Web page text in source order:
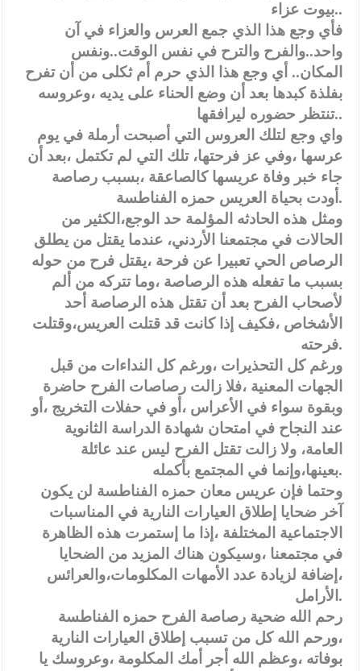
بيوت عزاء..
فأي وجع هذا الذي جمع العرس والعزاء في آن
واحد..والفرح والترح في نفس الوقت..ونفس
المكان.. أي وجع هذا الذي حرم أم ثكلى من أن تفرح
بفلذة كبدها بعد أن وضع الحناء على يديه ،وعروسه
تنتظر حضوره ليرافقها..
واي وجع لتلك العروس التي أصبحت أرملة في يوم
عرسها ،وفي عز فرحتها، تلك التي لم تكتمل ،بعد أن
جاء خبر وفاة عريسها كالصاعقة ،بسبب رصاصة
أودت بحياة العريس حمزه الفناطسة.
ومثل هذه الحادثه المؤلمة حد الوجع،الكثير من
الحالات في مجتمعنا الأردني، عندما يقتل من يطلق
الرصاص الحي تعبيرا عن فرحة ،يقتل فرح من حوله
بسبب ما تفعله هذه الرصاصة ،وما تتركه من ألم
لأصحاب الفرح بعد أن تقتل هذه الرصاصة أحد
الأشخاص ،فكيف إذا كانت قد قتلت العريس،وقتلت
فرحته.
ورغم كل التحذيرات ،ورغم كل النداءات من قبل
الجهات المعنية ،فلا زالت رصاصات الفرح حاضرة
وبقوة سواء في الأعراس ،أو في حفلات التخريج ،أو
عند النجاح في امتحان شهادة الدراسة الثانوية
العامة، ولا زالت تقتل الفرح ليس عند عائلة
بعينها،وإنما في المجتمع بأكمله.
وحتما فإن عريس معان حمزه الفناطسة لن يكون
آخر ضحايا إطلاق العيارات النارية في المناسبات
الاجتماعية المختلفة ،إذا ما إستمرت هذه الظاهرة
في مجتمعنا ،وسيكون هناك المزيد من الضحايا
،إضافة لزيادة عدد الأمهات المكلومات،والعرائس
الأرامل.
رحم الله ضحية رصاصة الفرح حمزه الفناطسة
،ورحم الله كل من تسبب إطلاق العيارات النارية
بوفاته ،وعظم الله أجر أمك المكلومة ،وعروسك يا